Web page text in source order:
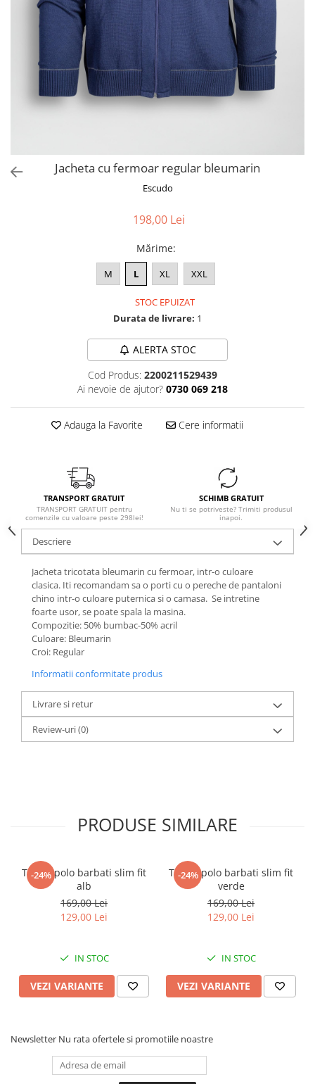
Jacheta cu fermoar regular bleumarin
Escudo
198,00 Lei
Mărime:
M L XL XXL
STOC EPUIZAT
Durata de livrare: 1
ALERTA STOC
Cod Produs: 2200211529439
Ai nevoie de ajutor? 0730 069 218
Adauga la Favorite Cere informatii
TRANSPORT GRATUIT
TRANSPORT GRATUIT pentru
comenzile cu valoare peste 298lei!
SCHIMB GRATUIT
Nu ti se potriveste? Trimiti produsul
inapoi.
Descriere
Jacheta tricotata bleumarin cu fermoar, intr-o culoare
clasica. Iti recomandam sa o porti cu o pereche de pantaloni
chino intr-o culoare puternica si o camasa. Se intretine
foarte usor, se poate spala la masina.
Compozitie: 50% bumbac-50% acril
Culoare: Bleumarin
Croi: Regular
Informatii conformitate produs
Livrare si retur
Review-uri(0)
PRODUSE SIMILARE
-24%
Tricou polo barbati slim fit
alb
169,00 Lei
129,00 Lei
IN STOC
VEZI VARIANTE
-24%
Tricou polo barbati slim fit
verde
169,00 Lei
129,00 Lei
IN STOC
VEZI VARIANTE
Newsletter Nu rata ofertele si promotiile noastre